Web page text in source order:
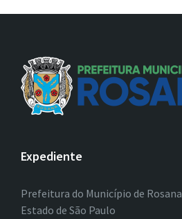
Expediente
Prefeitura do Município de Rosana
Estado de São Paulo